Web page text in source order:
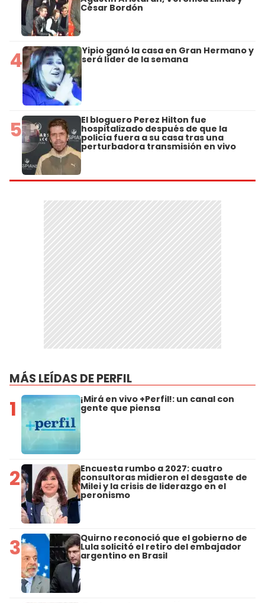
César Bordón
4 Yipio ganó la casa en Gran Hermano y
será líder de la semana
5 El bloguero Perez Hilton fue
hospitalizado después de que la
policía fuera a su casa tras una
perturbadora transmisión en vivo
MÁS LEÍDAS DE PERFIL
1 ¡Mirá en vivo +Perfil!: un canal con
gente que piensa
2 Encuesta rumbo a 2027: cuatro
consultoras midieron el desgaste de
Milei y la crisis de liderazgo en el
peronismo
3 Quirno reconoció que el gobierno de
Lula solicitó el retiro del embajador
argentino en Brasil